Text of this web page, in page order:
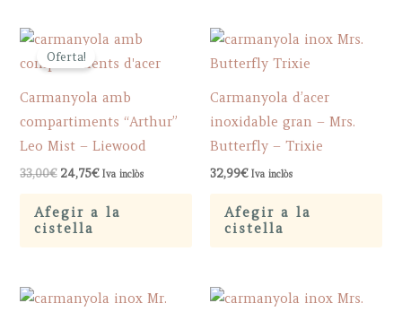
Oferta!
Carmanyola amb
compartiments “Arthur”
Leo Mist – Liewood
33,00€ Original
was:
33,00€.
24,75€Current
is:
24,75€.
Iva inclòs
Afegir a la
cistella
Carmanyola d’acer
inoxidable gran – Mrs.
Butterfly – Trixie
32,99€ Iva inclòs
Afegir a la
cistella